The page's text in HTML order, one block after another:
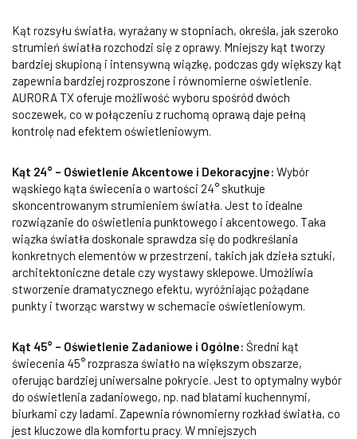
Kąt rozsyłu światła, wyrażany w stopniach, określa, jak szeroko
strumień światła rozchodzi się z oprawy. Mniejszy kąt tworzy
bardziej skupioną i intensywną wiązkę, podczas gdy większy kąt
zapewnia bardziej rozproszone i równomierne oświetlenie.
AURORA TX oferuje możliwość wyboru spośród dwóch
soczewek, co w połączeniu z ruchomą oprawą daje pełną
kontrolę nad efektem oświetleniowym.
Kąt 24° – Oświetlenie Akcentowe i Dekoracyjne: Wybór
wąskiego kąta świecenia o wartości 24° skutkuje
skoncentrowanym strumieniem światła. Jest to idealne
rozwiązanie do oświetlenia punktowego i akcentowego. Taka
wiązka światła doskonale sprawdza się do podkreślania
konkretnych elementów w przestrzeni, takich jak dzieła sztuki,
architektoniczne detale czy wystawy sklepowe. Umożliwia
stworzenie dramatycznego efektu, wyróżniając pożądane
punkty i tworząc warstwy w schemacie oświetleniowym.
Kąt 45° – Oświetlenie Zadaniowe i Ogólne: Średni kąt
świecenia 45° rozprasza światło na większym obszarze,
oferując bardziej uniwersalne pokrycie. Jest to optymalny wybór
do oświetlenia zadaniowego, np. nad blatami kuchennymi,
biurkami czy ladami. Zapewnia równomierny rozkład światła, co
jest kluczowe dla komfortu pracy. W mniejszych